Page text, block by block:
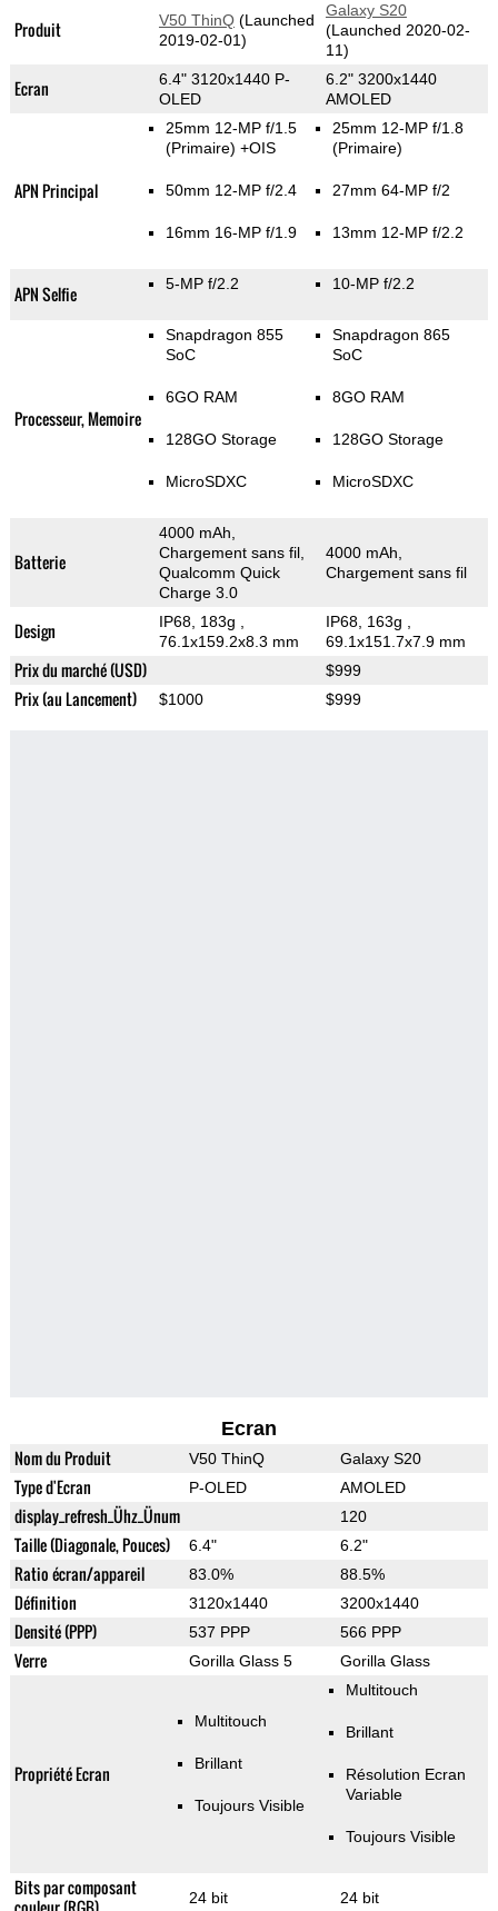
Produit V50 ThinQ(Launched
2019-02-01)
Galaxy S20
(Launched 2020-02-
11)
Ecran
6.4" 3120x1440 P-
OLED
6.2" 3200x1440
AMOLED
APN Principal
25mm 12-MP f/1.5
(Primaire) +OIS
50mm 12-MP f/2.4
16mm 16-MP f/1.9
25mm 12-MP f/1.8
(Primaire)
27mm 64-MP f/2
13mm 12-MP f/2.2
APN Selfie 5-MP f/2.2 10-MP f/2.2
Processeur, Memoire
Snapdragon 855
SoC
6GO RAM
128GO Storage
MicroSDXC
Snapdragon 865
SoC
8GO RAM
128GO Storage
MicroSDXC
Batterie
4000 mAh,
Chargement sans fil,
Qualcomm Quick
Charge 3.0
4000 mAh,
Chargement sans fil
Design IP68, 183g
76.1x159.2x8.3 mm
IP68, 163g
69.1x151.7x7.9 mm
Prix du marché (USD) $999
Prix (au Lancement) $1000 $999
Ecran
Nom du Produit V50 ThinQ Galaxy S20
Type d'Ecran P-OLED AMOLED
display_refresh_Ühz_Ünum 120
Taille (Diagonale, Pouces) 6.4" 6.2"
Ratio écran/appareil 83.0% 88.5%
Définition 3120x1440 3200x1440
Densité (PPP) 537 PPP 566 PPP
Verre Gorilla Glass 5 Gorilla Glass
Propriété Ecran
Multitouch
Brillant
Toujours Visible
Multitouch
Brillant
Résolution Ecran
Variable
Toujours Visible
Bits par composant
24 bit 24 bit